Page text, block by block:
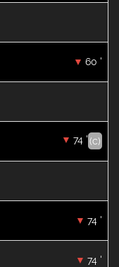
60 '
(c)
74 '
74 '
74 '